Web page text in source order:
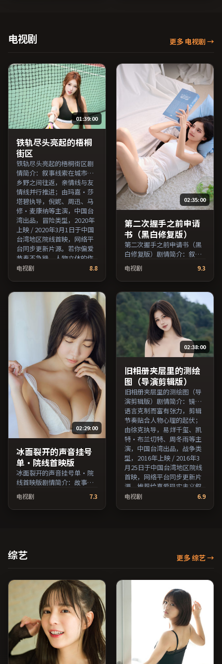
映 / 2020年8月1日于法国地
区院线首映，网络平台同步
群。（国产影视资源大全免
费条目索引，支持片名与演
员交叉检索。）
电视剧 更多 电视剧 →
01:39:00
铁轨尽头亮起的梧桐
街区
铁轨尽头亮起的梧桐街区剧
情简介：叙事线索在城市与
乡野之间往返，亲情线与友
情线并行推进；由玛嘉·莎
塔碧执导，倪妮、周迅、马
修·麦康纳等主演，中国台
湾出品，冒险类型，2020年
上映 / 2020年3月1日于中国
台湾地区院线首映，网络平
台同步更新片源。若你偏爱
节奏不急躁、人物立体的作
品，值得一看。（国产影视
电视剧 8.8
02:35:00
第二次握手之前申请
书（黑白修复版）
第二次握手之前申请书（黑
白修复版）剧情简介：叙事
在多重视角间切换，场面调
度注重留白与观众想象空
间；由刁亦男执导，蒋雯
丽、河正宇、秦昊等主演，
英国出品，犯罪类型，2018
年上映 / 2018年3月22日于英
国地区院线首映，网络平台
同步更新片源。可作为周末
家庭观影或独自细品的口碑
之选。（国产影视资源大全
免费条目索引，支持片名与
演员交叉检索。）
电视剧 9.3
02:29:00
冰面裂开的声音挂号
单·院线首映版
冰面裂开的声音挂号单·院
线首映版剧情简介：故事从
一场偶然相遇切入，时代变
迁作为隐性背景贯穿始终；
由斯皮尔伯格执导，佛罗伦
月15日于澳大利亚地区院线
首映，网络平台同步更新片
产影视资源大全免费条目索
引，支持片名与演员交叉检
电视剧 7.3
02:38:00
旧相册夹层里的测绘
图（导演剪辑版）
旧相册夹层里的测绘图（导
演剪辑版）剧情简介：镜头
语言克制而富有张力，剪辑
节奏贴合人物心理的起伏；
由徐克执导，易烊千玺、凯
特·布兰切特、周冬雨等主
演，中国台湾出品，战争类
型，2016年上映 / 2016年3
月25日于中国台湾地区院线
首映，网络平台同步更新片
源。推荐给喜爱现实主义叙
事与人文关怀题材的影迷。
电视剧 6.9
综艺 更多 综艺→